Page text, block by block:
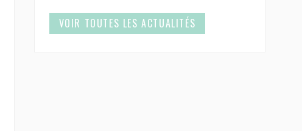
VOIR TOUTES LES ACTUALITÉS